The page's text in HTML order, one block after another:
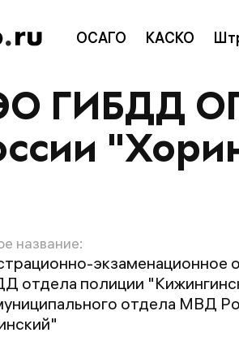
ОСАГО КАСКО
ГИБДД
название:
экзаменационное
отдела полиции
отдела МВД